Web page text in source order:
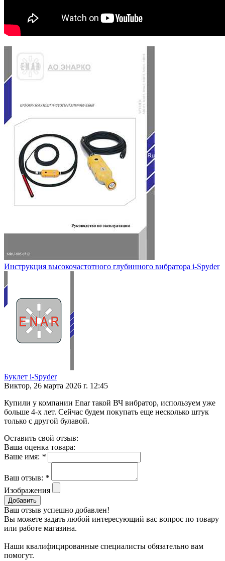
Инструкция высокочастотного глубинного вибратора i-Spyder
Буклет i-Spyder
Виктор, 26 марта 2026 г. 12:45
Купили у компании Enar такой ВЧ вибратор, используем уже
больше 4-х лет. Сейчас будем покупать еще несколько штук
только с другой булавой.
Оставить свой отзыв:
Ваша оценка товара:
Ваше имя: *
Ваш отзыв: *
Изображения
Добавить
Ваш отзыв успешно добавлен!
Вы можете задать любой интересующий вас вопрос по товару
или работе магазина.
Наши квалифицированные специалисты обязательно вам
помогут.